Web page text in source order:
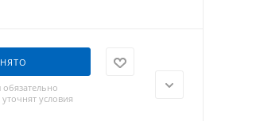
условия